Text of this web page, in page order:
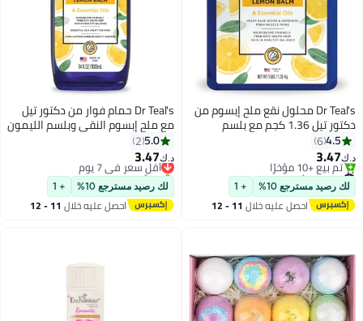
Dr Teal's محلول نقع ملح إبسوم من
دكتور تيل 1.36 كجم مع بلسم
الليمون البروبيوتيك
4.5
6
د.ك‏3.47
#14 في أملاح الاستحمام والنقع
أقل سعر في 7 يوم
تم بيع +10 مؤخرًا
#14 في أملاح الاستحمام والنقع
لك رصيد مسترجع 10% + 1
احصل عليه خلال 11 - 12
Dr Teal's حمام فوار من دكتور تيل
مع ملح إبسوم النقي وبلسم الليمون
البروبيوتيك 1000 مل
5.0
2
د.ك‏3.47
أقل سعر في 7 يوم
بتخلّص بسرعة
أقل سعر في 7 يوم
لك رصيد مسترجع 10% + 1
احصل عليه خلال 11 - 12